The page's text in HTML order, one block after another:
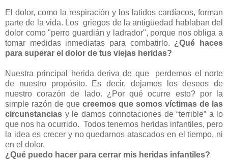
El dolor, como la respiración y los latidos cardíacos, forman
parte de la vida. Los griegos de la antigüedad hablaban del
dolor como "perro guardián y ladrador", porque nos obliga a
tomar medidas inmediatas para combatirlo. ¿Qué haces
para superar el dolor de tus viejas heridas?
Nuestra principal herida deriva de que perdemos el norte
de nuestro propósito. Es decir, dejamos los deseos de
nuestro corazón de lado. ¿Por qué ocurre esto? por la
simple razón de que creemos que somos víctimas de las
circunstancias y le damos connotaciones de “terrible” a lo
que nos ha ocurrido. Todos tenemos heridas infantiles, pero
la idea es crecer y no quedarnos atascados en el tiempo, ni
en el dolor.
¿Qué puedo hacer para cerrar mis heridas infantiles?